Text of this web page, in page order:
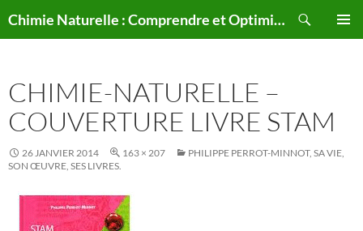
au
Chimie Naturelle : Comprendre et Optimiser le Corps Humain Naturellement
CHIMIE-NATURELLE –
COUVERTURE LIVRE STAM
26 JANVIER 2014 163 × 207
PHILIPPE PERROT-MINNOT, SA VIE,
SON ŒUVRE, SES LIVRES.